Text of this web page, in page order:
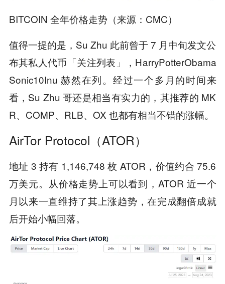
BITCOIN 全年价格走势（来源：CMC）
值得一提的是，Su Zhu 此前曾于 7 月中旬发文公
布其私人代币「关注列表」，HarryPotterObama
Sonic10Inu 赫然在列。经过一个多月的时间来
看，Su Zhu 哥还是相当有实力的，其推荐的 MK
R、COMP、RLB、OX 也都有相当不错的涨幅。
AirTor Protocol（ATOR）
地址 3 持有 1,146,748 枚 ATOR，价值约合 75.6
万美元。从价格走势上可以看到，ATOR 近一个
月以来一直维持了其上涨趋势，在完成翻倍成就
后开始小幅回落。